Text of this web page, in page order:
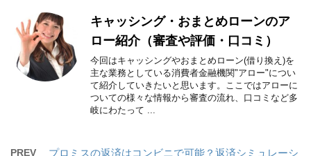
キャッシング・おまとめローンのア
ロー紹介（審査や評価・口コミ）
今回はキャッシングやおまとめローン(借り換え)を
主な業務としている消費者金融機関"アロー"につい
て紹介していきたいと思います。ここではアローに
ついての様々な情報から審査の流れ、口コミなど多
岐にわたって ...
PREV
プロミスの返済はコンビニで可能？返済シミュレーシ